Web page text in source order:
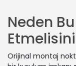
Neden
Orijinal montaj